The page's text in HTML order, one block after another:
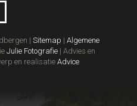
| Sitemap | Algemene
Julie Fotografie | Advies en
en realisatie Advice